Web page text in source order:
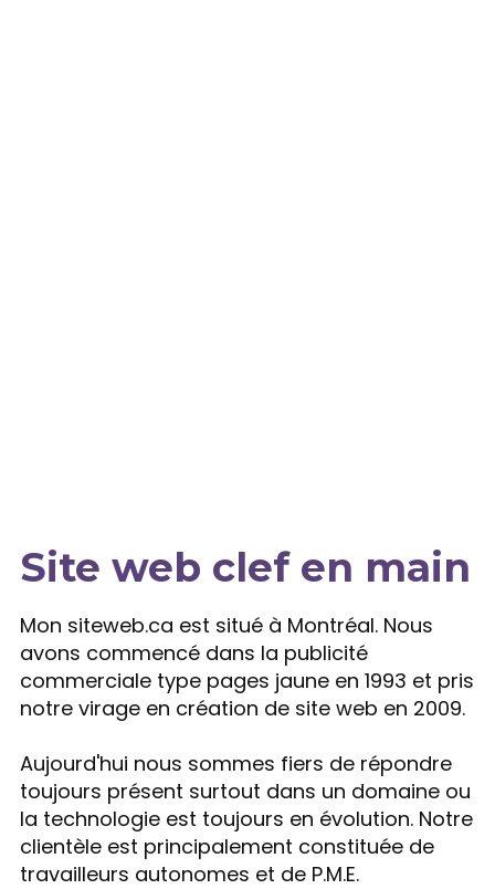
Expertise
Site web clef en main
Mon siteweb.ca est situé à Montréal. Nous
avons commencé dans la publicité
commerciale type pages jaune en 1993 et pris
notre virage en création de site web en 2009.
Aujourd'hui nous sommes fiers de répondre
toujours présent surtout dans un domaine ou
la technologie est toujours en évolution. Notre
clientèle est principalement constituée de
travailleurs autonomes et de P.M.E.